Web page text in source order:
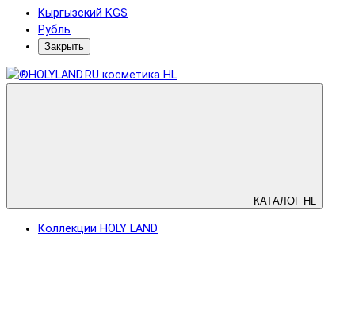
Кыргызский KGS
Рубль
Закрыть
КАТАЛОГ HL
Коллекции HOLY LAND